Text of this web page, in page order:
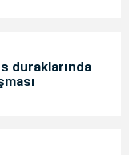
duraklarında